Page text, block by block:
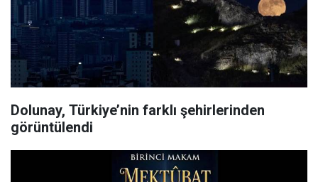
Dolunay, Türkiye’nin farklı şehirlerinden
görüntülendi